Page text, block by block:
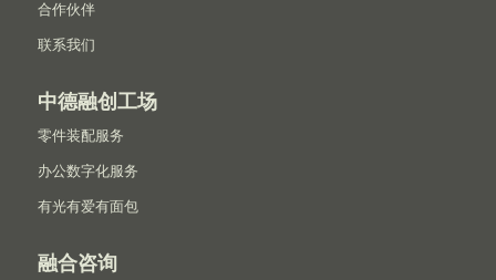
合作伙伴
联系我们
中德融创工场
零件装配服务
办公数字化服务
有光有爱有面包
融合咨询